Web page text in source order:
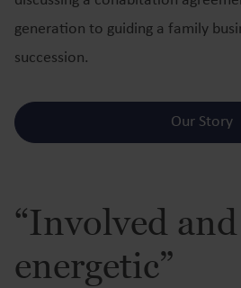
generation to guiding a family
succession.
Our Story
“Involved and
energetic”